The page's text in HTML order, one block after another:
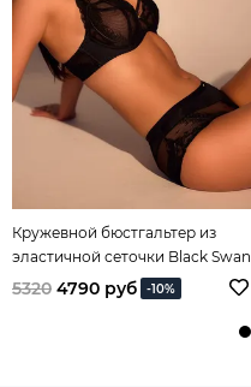
Кружевной бюстгальтер из
эластичной сеточки Black Swan
5320 4790 руб -10%